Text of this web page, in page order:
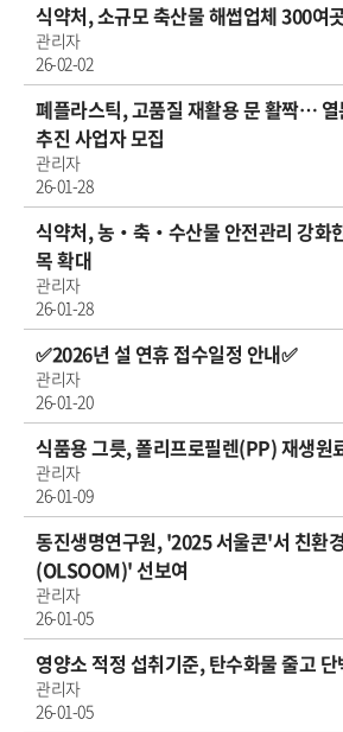
식약처, 소규모 축산물 해썹업체 300여
관리자
26-02-02
폐플라스틱, 고품질 재활용 문 활짝…
추진 사업자 모집
관리자
26-01-28
식약처, 농‧축‧수산물 안전관리 강화
목 확대
관리자
26-01-28
✅2026년 설 연휴 접수일정 안내✅
관리자
26-01-20
식품용 그릇, 폴리프로필렌(PP) 재생원
관리자
26-01-09
동진생명연구원, '2025 서울콘'서 친환
(OLSOOM)' 선보여
관리자
26-01-05
영양소 적정 섭취기준, 탄수화물 줄고
관리자
26-01-05